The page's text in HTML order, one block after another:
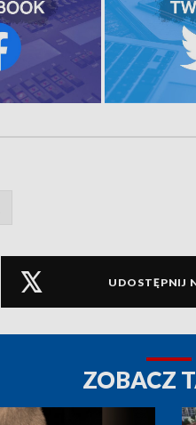
UDOSTĘPNIJ
ZOBACZ